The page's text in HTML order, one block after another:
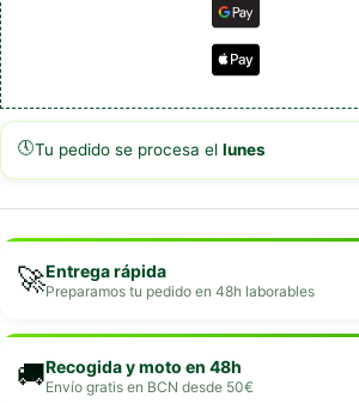
🕔Tu pedido se procesa el lunes
🚀Entrega rápida
Preparamos tu pedido en 48h laborables
🚚Recogida y moto en 48h
Envío gratis en BCN desde 50€